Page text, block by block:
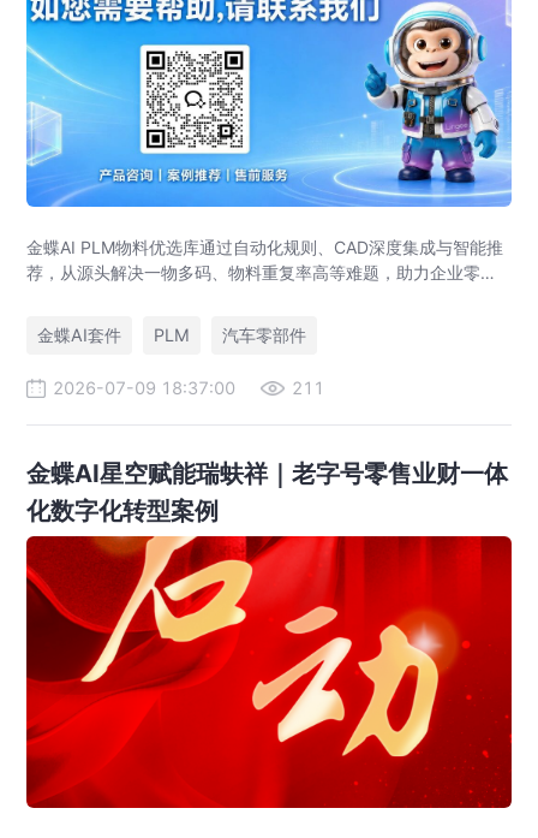
金蝶AI PLM物料优选库通过自动化规则、CAD深度集成与智能推
荐，从源头解决一物多码、物料重复率高等难题，助力企业零部
金蝶AI套件
PLM 汽车零部件
2026-07-09 18:37:00 211
金蝶AI星空赋能瑞蚨祥｜老字号零售业财一体
化数字化转型案例